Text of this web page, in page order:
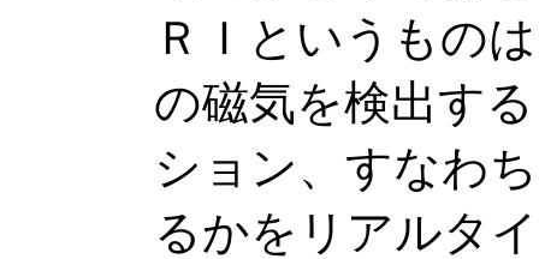
ＲＩというもの
の磁気を検出す
ション、すなわ
るかをリアルタ